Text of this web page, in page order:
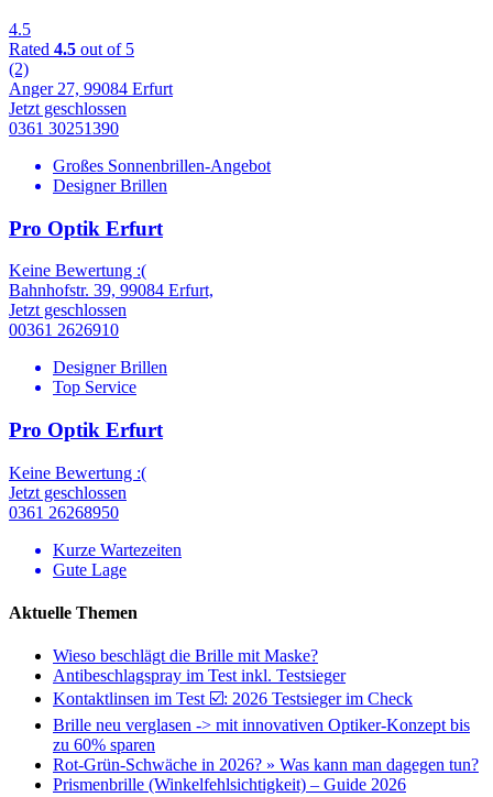
4.5
Rated 4.5 out of 5
(2)
Anger 27, 99084 Erfurt
Jetzt geschlossen
0361 30251390
Großes Sonnenbrillen-Angebot
Designer Brillen
Pro Optik Erfurt
Keine Bewertung :(
Bahnhofstr. 39, 99084 Erfurt,
Jetzt geschlossen
00361 2626910
Designer Brillen
Top Service
Pro Optik Erfurt
Keine Bewertung :(
Jetzt geschlossen
0361 26268950
Kurze Wartezeiten
Gute Lage
Aktuelle Themen
Wieso beschlägt die Brille mit Maske?
Antibeschlagspray im Test inkl. Testsieger
Kontaktlinsen im Test ☑️: 2026 Testsieger im Check
Brille neu verglasen -> mit innovativen Optiker-Konzept bis
zu 60% sparen
Rot-Grün-Schwäche in 2026? » Was kann man dagegen tun?
Prismenbrille (Winkelfehlsichtigkeit) – Guide 2026